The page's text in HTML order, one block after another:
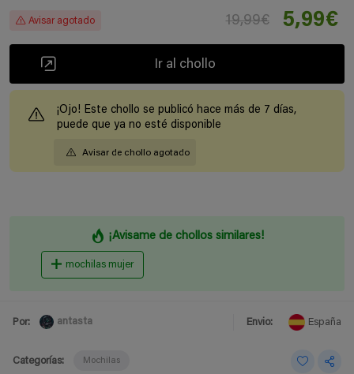
Avisar agotado 19,99€ 5,99€
Ir al chollo
¡Ojo! Este chollo se publicó hace más de 7 días,
puede que ya no esté disponible
Avisar de chollo agotado
¡Avisame de chollos similares!
mochilas mujer
Por: antasta Envio: España
Categorías: Mochilas